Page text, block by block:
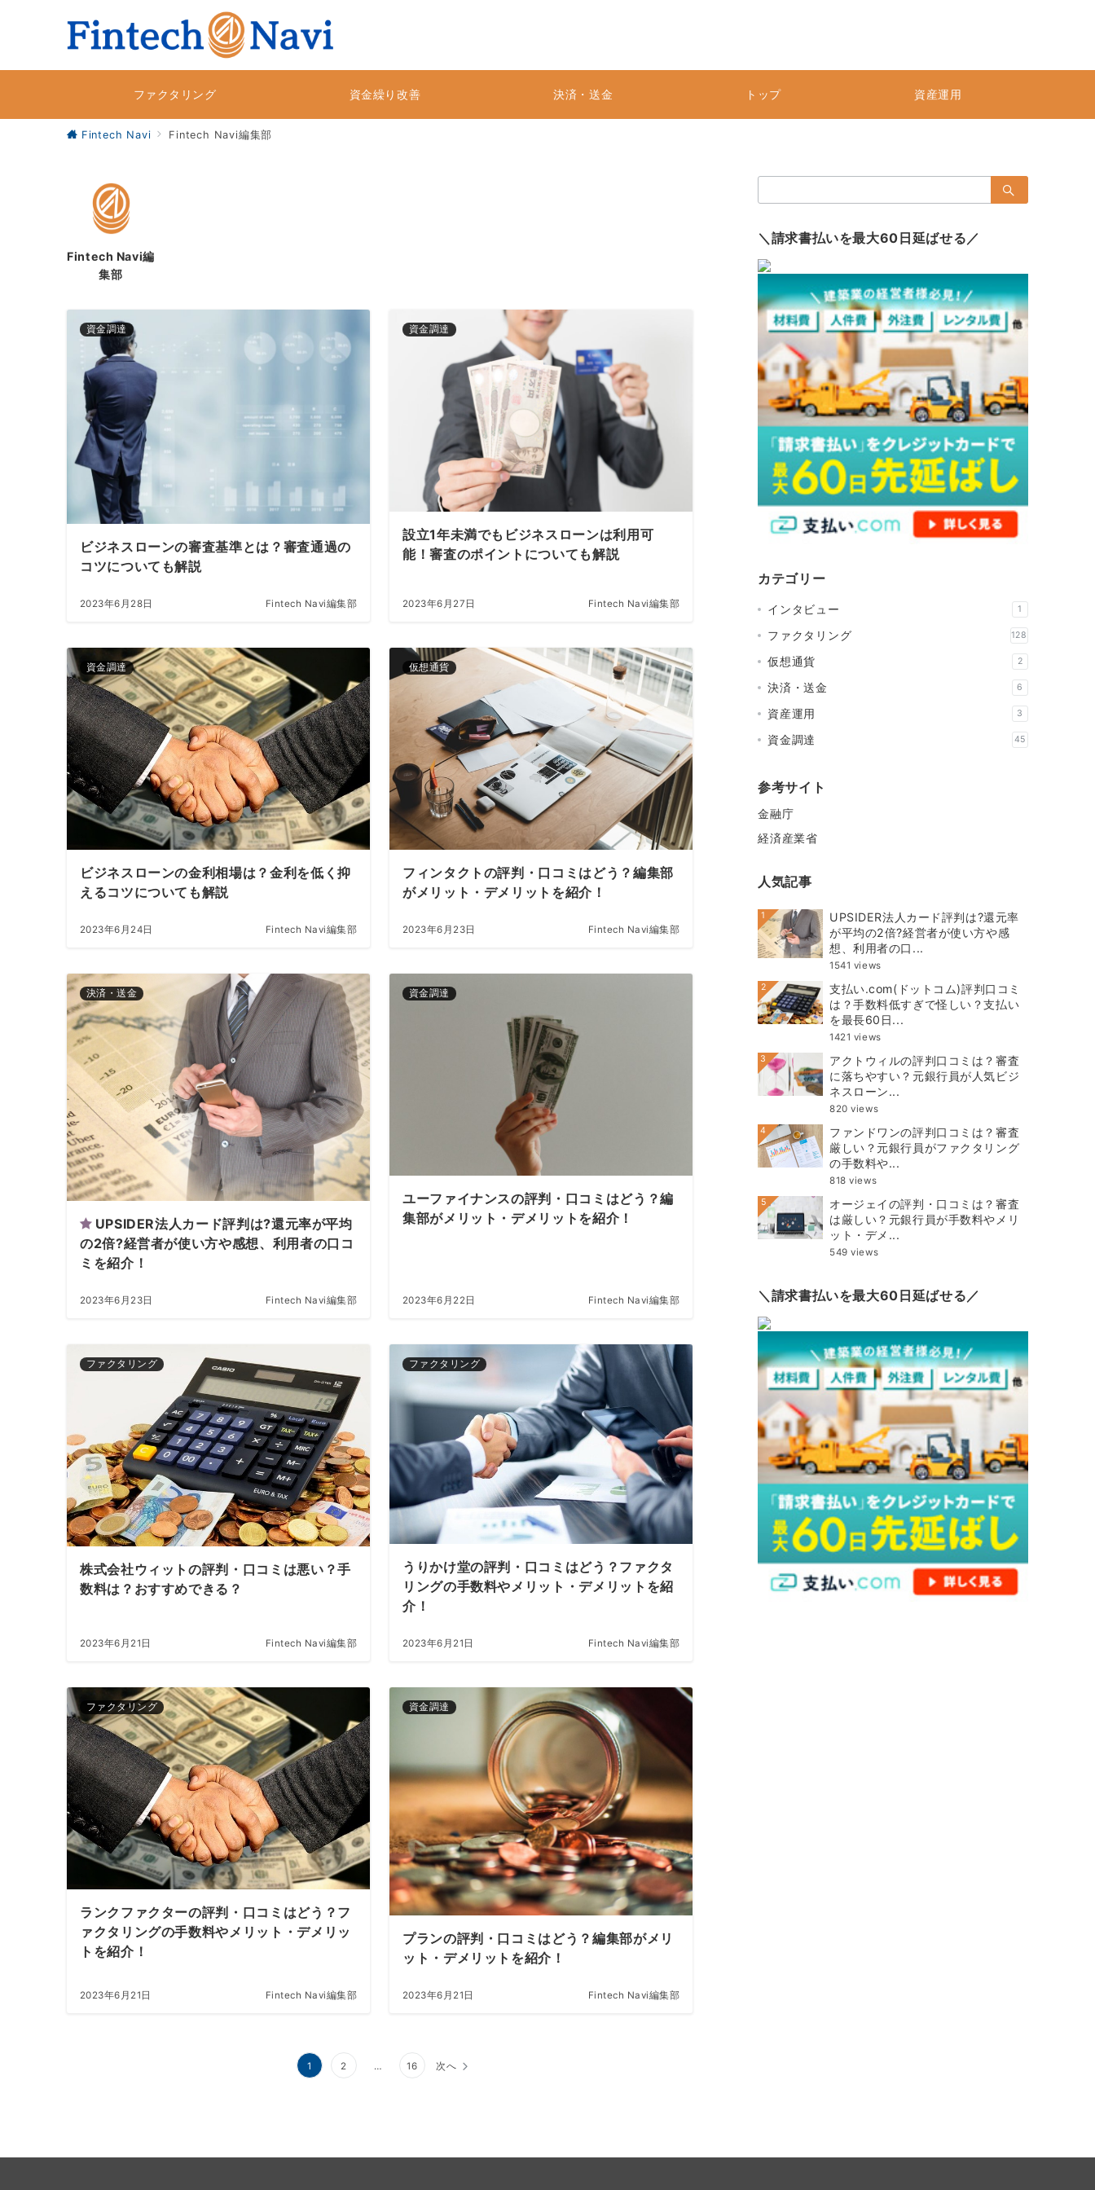
ファクタリング 資金繰り改善 決済・送金 トップ 資産運用
Fintech Navi Fintech Navi編集部
Fintech Navi編
集部
資金調達
ビジネスローンの審査基準とは？審査通過の
コツについても解説
2023年6月28日 Fintech Navi編集部
資金調達
設立1年未満でもビジネスローンは利用可
能！審査のポイントについても解説
2023年6月27日 Fintech Navi編集部
資金調達
ビジネスローンの金利相場は？金利を低く抑
えるコツについても解説
2023年6月24日 Fintech Navi編集部
仮想通貨
フィンタクトの評判・口コミはどう？編集部
がメリット・デメリットを紹介！
2023年6月23日 Fintech Navi編集部
決済・送金
UPSIDER法人カード評判は?還元率が平均
の2倍?経営者が使い方や感想、利用者の口コ
ミを紹介！
2023年6月23日 Fintech Navi編集部
資金調達
ユーファイナンスの評判・口コミはどう？編
集部がメリット・デメリットを紹介！
2023年6月22日 Fintech Navi編集部
ファクタリング
株式会社ウィットの評判・口コミは悪い？手
数料は？おすすめできる？
2023年6月21日 Fintech Navi編集部
ファクタリング
うりかけ堂の評判・口コミはどう？ファクタ
リングの手数料やメリット・デメリットを紹
介！
2023年6月21日 Fintech Navi編集部
ファクタリング
ランクファクターの評判・口コミはどう？フ
ァクタリングの手数料やメリット・デメリッ
トを紹介！
2023年6月21日 Fintech Navi編集部
資金調達
プランの評判・口コミはどう？編集部がメリ
ット・デメリットを紹介！
2023年6月21日 Fintech Navi編集部
1 2 … 16 次へ
索：
＼請求書払いを最大60日延ばせる／
カテゴリー
インタビュー 1
ファクタリング 128
仮想通貨 2
決済・送金 6
資産運用 3
資金調達 45
参考サイト
金融庁
経済産業省
人気記事
1
UPSIDER法人カード評判は?還元率
が平均の2倍?経営者が使い方や感
想、利用者の口...
1541 views
2
支払い.com(ドットコム)評判口コミ
は？手数料低すぎで怪しい？支払い
を最長60日...
1421 views
3
アクトウィルの評判口コミは？審査
に落ちやすい？元銀行員が人気ビジ
ネスローン...
820 views
4
ファンドワンの評判口コミは？審査
厳しい？元銀行員がファクタリング
の手数料や...
818 views
5
オージェイの評判・口コミは？審査
は厳しい？元銀行員が手数料やメリ
ット・デメ...
549 views
＼請求書払いを最大60日延ばせる／